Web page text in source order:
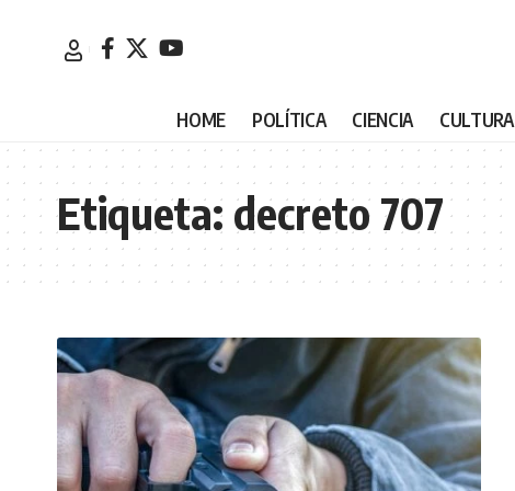
HOME POLÍTICA CIENCIA CULTURA
Etiqueta: decreto 707